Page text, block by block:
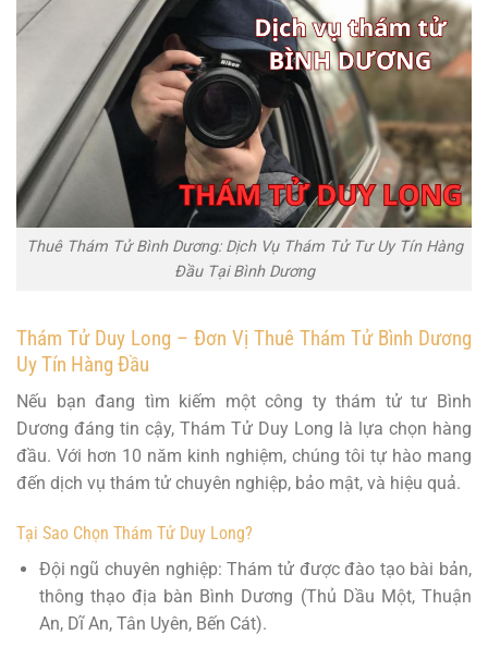
Thuê Thám Tử Bình Dương: Dịch Vụ Thám Tử Tư Uy Tín Hàng
Đầu Tại Bình Dương
Thám Tử Duy Long – Đơn Vị Thuê Thám Tử Bình Dương
Uy Tín Hàng Đầu
Nếu bạn đang tìm kiếm một công ty thám tử tư Bình
Dương đáng tin cậy, Thám Tử Duy Long là lựa chọn hàng
đầu. Với hơn 10 năm kinh nghiệm, chúng tôi tự hào mang
đến dịch vụ thám tử chuyên nghiệp, bảo mật, và hiệu quả.
Tại Sao Chọn Thám Tử Duy Long?
Đội ngũ chuyên nghiệp: Thám tử được đào tạo bài bản,
thông thạo địa bàn Bình Dương (Thủ Dầu Một, Thuận
An, Dĩ An, Tân Uyên, Bến Cát).